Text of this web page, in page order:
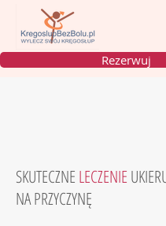
Rezerwuj
SKUTECZNE LECZENIE
NA PRZYCZYNĘ